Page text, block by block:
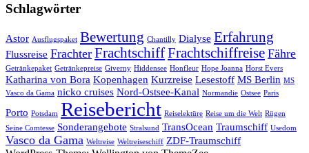
Schlagwörter
Astor Ausflugspaket Bewertung Chantilly Dialyse Erfahrung
Flussreise Frachter FrachtschiffFrachtschiffreise Fähre
Getränkepaket Getränkepreise Giverny Hiddensee Honfleur Hope Joanna Horst Evers
Katharina von Bora Kopenhagen Kurzreise Lesestoff MS Berlin MS
Vasco da Gama nicko cruises Nord-Ostsee-Kanal Normandie Ostsee Paris
Porto Potsdam Reisebericht Reiselektüre Reise um die Welt Rügen
Seine Comtesse Sonderangebote Stralsund TransOcean Traumschiff Usedom
Vasco da Gama Weltreise Weltreiseschiff ZDF-Traumschiff